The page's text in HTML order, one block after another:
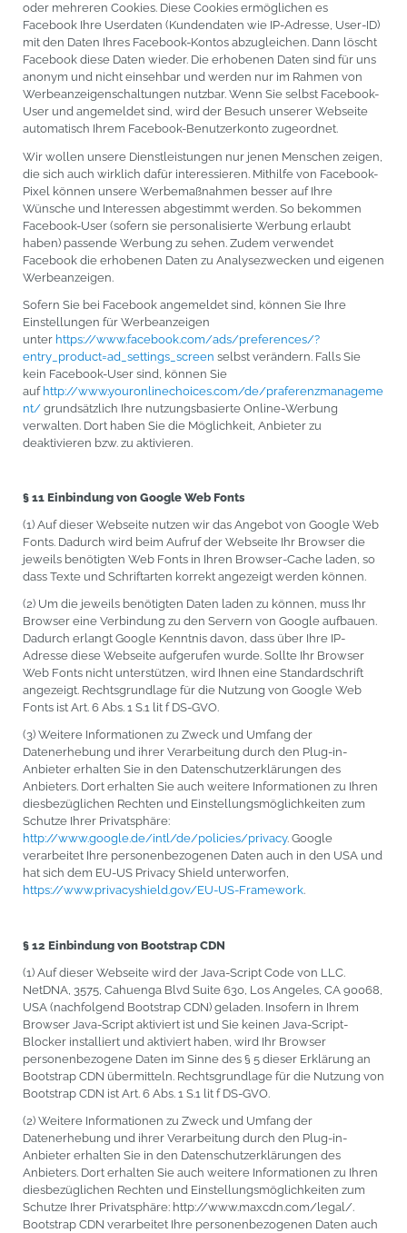
oder mehreren Cookies. Diese Cookies ermöglichen es
Facebook Ihre Userdaten (Kundendaten wie IP-Adresse, User-ID)
mit den Daten Ihres Facebook-Kontos abzugleichen. Dann löscht
Facebook diese Daten wieder. Die erhobenen Daten sind für uns
anonym und nicht einsehbar und werden nur im Rahmen von
Werbeanzeigenschaltungen nutzbar. Wenn Sie selbst Facebook-
User und angemeldet sind, wird der Besuch unserer Webseite
automatisch Ihrem Facebook-Benutzerkonto zugeordnet.
Wir wollen unsere Dienstleistungen nur jenen Menschen zeigen,
die sich auch wirklich dafür interessieren. Mithilfe von Facebook-
Pixel können unsere Werbemaßnahmen besser auf Ihre
Wünsche und Interessen abgestimmt werden. So bekommen
Facebook-User (sofern sie personalisierte Werbung erlaubt
haben) passende Werbung zu sehen. Zudem verwendet
Facebook die erhobenen Daten zu Analysezwecken und eigenen
Werbeanzeigen.
Sofern Sie bei Facebook angemeldet sind, können Sie Ihre
Einstellungen für Werbeanzeigen
unter https://www.facebook.com/ads/preferences/?
entry_product=ad_settings_screen selbst verändern. Falls Sie
kein Facebook-User sind, können Sie
auf http://www.youronlinechoices.com/de/praferenzmanageme
nt/ grundsätzlich Ihre nutzungsbasierte Online-Werbung
verwalten. Dort haben Sie die Möglichkeit, Anbieter zu
deaktivieren bzw. zu aktivieren.
§ 11 Einbindung von Google Web Fonts
(1) Auf dieser Webseite nutzen wir das Angebot von Google Web
Fonts. Dadurch wird beim Aufruf der Webseite Ihr Browser die
jeweils benötigten Web Fonts in Ihren Browser-Cache laden, so
dass Texte und Schriftarten korrekt angezeigt werden können.
(2) Um die jeweils benötigten Daten laden zu können, muss Ihr
Browser eine Verbindung zu den Servern von Google aufbauen.
Dadurch erlangt Google Kenntnis davon, dass über Ihre IP-
Adresse diese Webseite aufgerufen wurde. Sollte Ihr Browser
Web Fonts nicht unterstützen, wird Ihnen eine Standardschrift
angezeigt. Rechtsgrundlage für die Nutzung von Google Web
Fonts ist Art. 6 Abs. 1 S.1 lit f DS-GVO.
(3) Weitere Informationen zu Zweck und Umfang der
Datenerhebung und ihrer Verarbeitung durch den Plug-in-
Anbieter erhalten Sie in den Datenschutzerklärungen des
Anbieters. Dort erhalten Sie auch weitere Informationen zu Ihren
diesbezüglichen Rechten und Einstellungsmöglichkeiten zum
Schutze Ihrer Privatsphäre:
http://www.google.de/intl/de/policies/privacy. Google
verarbeitet Ihre personenbezogenen Daten auch in den USA und
hat sich dem EU-US Privacy Shield unterworfen,
https://www.privacyshield.gov/EU-US-Framework.
§ 12 Einbindung von Bootstrap CDN
(1) Auf dieser Webseite wird der Java-Script Code von LLC.
NetDNA, 3575, Cahuenga Blvd Suite 630, Los Angeles, CA 90068,
USA (nachfolgend Bootstrap CDN) geladen. Insofern in Ihrem
Browser Java-Script aktiviert ist und Sie keinen Java-Script-
Blocker installiert und aktiviert haben, wird Ihr Browser
personenbezogene Daten im Sinne des § 5 dieser Erklärung an
Bootstrap CDN übermitteln. Rechtsgrundlage für die Nutzung von
Bootstrap CDN ist Art. 6 Abs. 1 S.1 lit f DS-GVO.
(2) Weitere Informationen zu Zweck und Umfang der
Datenerhebung und ihrer Verarbeitung durch den Plug-in-
Anbieter erhalten Sie in den Datenschutzerklärungen des
Anbieters. Dort erhalten Sie auch weitere Informationen zu Ihren
diesbezüglichen Rechten und Einstellungsmöglichkeiten zum
Schutze Ihrer Privatsphäre: http://www.maxcdn.com/legal/.
Bootstrap CDN verarbeitet Ihre personenbezogenen Daten auch